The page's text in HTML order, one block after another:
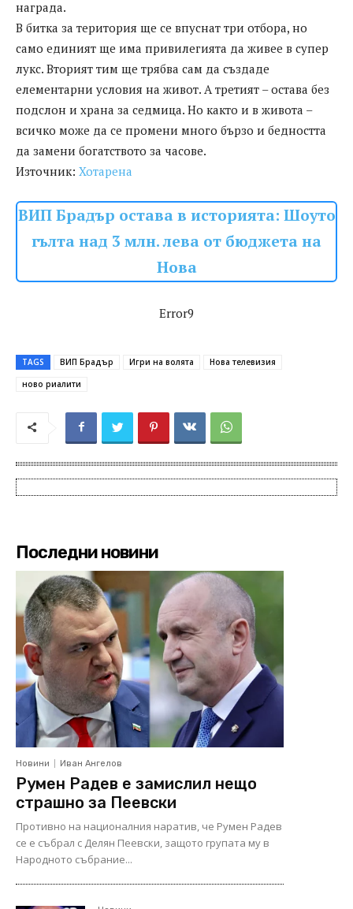
награда.
В битка за територия ще се впуснат три отбора, но
само единият ще има привилегията да живее в супер
лукс. Вторият тим ще трябва сам да създаде
елементарни условия на живот. А третият – остава без
подслон и храна за седмица. Но както и в живота –
всичко може да се промени много бързо и бедността
да замени богатството за часове.
Източник: Хотарена
ВИП Брадър остава в историята: Шоуто
гълта над 3 млн. лева от бюджета на
Нова
Error9
TAGS ВИП Брадър Игри на волята
Нова телевизия
ново риалити
Последни новини
Новини Иван Ангелов
Румен Радев е замислил нещо
страшно за Пеевски
Противно на националния наратив, че Румен Радев
се е събрал с Делян Пеевски, защото групата му в
Народното събрание...